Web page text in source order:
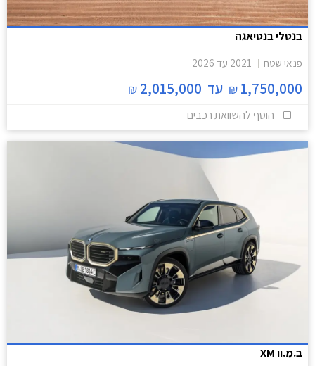
בנטלי בנטיאגה
פנאי שטח 2021 עד 2026
1,750,000
₪ עד 2,015,000
₪
הוסף להשוואת רכבים
ב.מ.וו XM